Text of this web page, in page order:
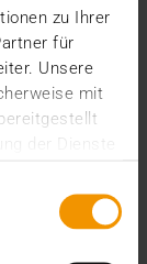
zu Ihrer
für
Unsere
mit
der Dienste